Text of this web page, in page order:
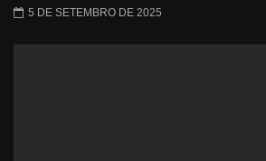
5 DE SETEMBRO DE 2025